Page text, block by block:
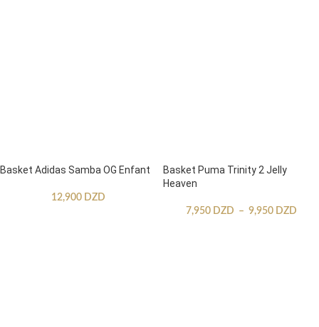
Basket Adidas Samba OG Enfant
12,900 DZD
Basket Puma Trinity 2 Jelly
Heaven
7,950 DZD – 9,950 DZD